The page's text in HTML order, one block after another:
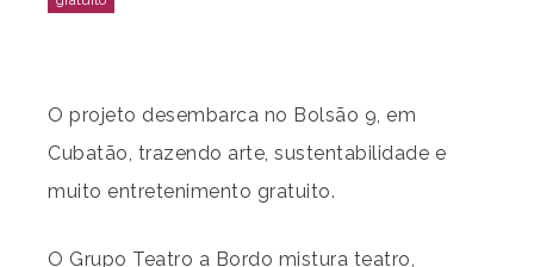
O projeto desembarca no Bolsão 9, em
Cubatão, trazendo arte, sustentabilidade e
muito entretenimento gratuito.
O Grupo Teatro a Bordo mistura teatro,